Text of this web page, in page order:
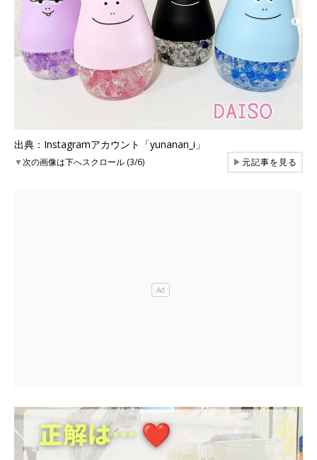
出典：Instagramアカウント「yunanan_i」
▼次の画像は下へスクロール (3/6) ▶元記事を見る